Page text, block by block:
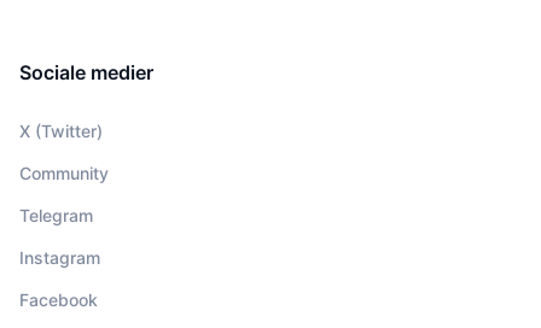
Sociale medier
X (Twitter)
Community
Telegram
Instagram
Facebook